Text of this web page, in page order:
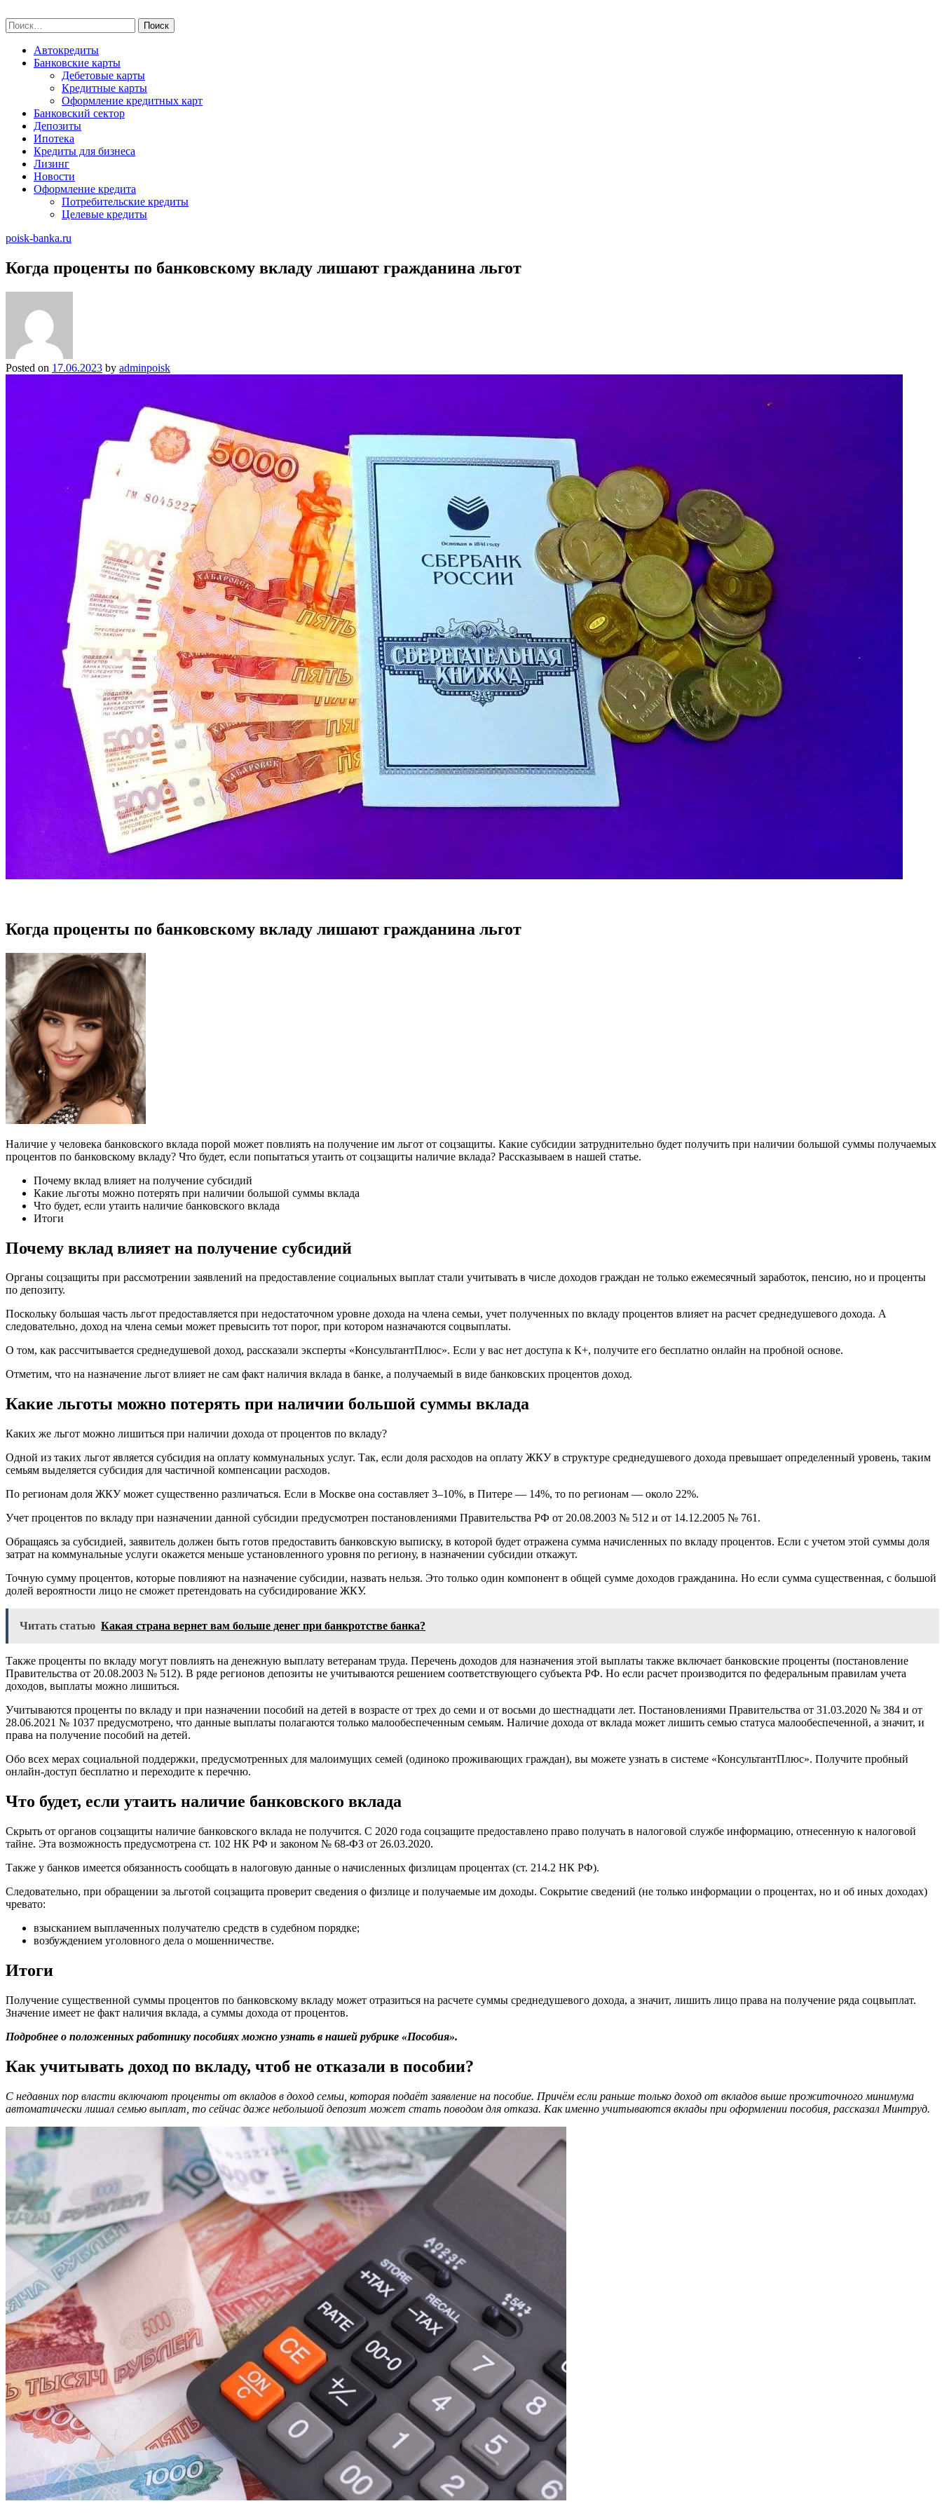
to
content
Найти:
Автокредиты
Банковские карты
Дебетовые карты
Кредитные карты
Оформление кредитных карт
Банковский сектор
Депозиты
Ипотека
Кредиты для бизнеса
Лизинг
Новости
Оформление кредита
Потребительские кредиты
Целевые кредиты
poisk-banka.ru
Когда проценты по банковскому вкладу лишают гражданина льгот
Posted on 17.06.2023 by adminpoisk
Когда проценты по банковскому вкладу лишают гражданина льгот
Наличие у человека банковского вклада порой может повлиять на получение им льгот от соцзащиты. Какие субсидии затруднительно будет получить при наличии большой суммы получаемых
процентов по банковскому вкладу? Что будет, если попытаться утаить от соцзащиты наличие вклада? Рассказываем в нашей статье.
Почему вклад влияет на получение субсидий
Какие льготы можно потерять при наличии большой суммы вклада
Что будет, если утаить наличие банковского вклада
Итоги
Почему вклад влияет на получение субсидий
Органы соцзащиты при рассмотрении заявлений на предоставление социальных выплат стали учитывать в числе доходов граждан не только ежемесячный заработок, пенсию, но и проценты
по депозиту.
Поскольку большая часть льгот предоставляется при недостаточном уровне дохода на члена семьи, учет полученных по вкладу процентов влияет на расчет среднедушевого дохода. А
следовательно, доход на члена семьи может превысить тот порог, при котором назначаются соцвыплаты.
О том, как рассчитывается среднедушевой доход, рассказали эксперты «КонсультантПлюс». Если у вас нет доступа к К+, получите его бесплатно онлайн на пробной основе.
Отметим, что на назначение льгот влияет не сам факт наличия вклада в банке, а получаемый в виде банковских процентов доход.
Какие льготы можно потерять при наличии большой суммы вклада
Каких же льгот можно лишиться при наличии дохода от процентов по вкладу?
Одной из таких льгот является субсидия на оплату коммунальных услуг. Так, если доля расходов на оплату ЖКУ в структуре среднедушевого дохода превышает определенный уровень, таким
семьям выделяется субсидия для частичной компенсации расходов.
По регионам доля ЖКУ может существенно различаться. Если в Москве она составляет 3–10%, в Питере — 14%, то по регионам — около 22%.
Учет процентов по вкладу при назначении данной субсидии предусмотрен постановлениями Правительства РФ от 20.08.2003 № 512 и от 14.12.2005 № 761.
Обращаясь за субсидией, заявитель должен быть готов предоставить банковскую выписку, в которой будет отражена сумма начисленных по вкладу процентов. Если с учетом этой суммы доля
затрат на коммунальные услуги окажется меньше установленного уровня по региону, в назначении субсидии откажут.
Точную сумму процентов, которые повлияют на назначение субсидии, назвать нельзя. Это только один компонент в общей сумме доходов гражданина. Но если сумма существенная, с большой
долей вероятности лицо не сможет претендовать на субсидирование ЖКУ.
Читать статью Какая страна вернет вам больше денег при банкротстве банка?
Также проценты по вкладу могут повлиять на денежную выплату ветеранам труда. Перечень доходов для назначения этой выплаты также включает банковские проценты (постановление
Правительства от 20.08.2003 № 512). В ряде регионов депозиты не учитываются решением соответствующего субъекта РФ. Но если расчет производится по федеральным правилам учета
доходов, выплаты можно лишиться.
Учитываются проценты по вкладу и при назначении пособий на детей в возрасте от трех до семи и от восьми до шестнадцати лет. Постановлениями Правительства от 31.03.2020 № 384 и от
28.06.2021 № 1037 предусмотрено, что данные выплаты полагаются только малообеспеченным семьям. Наличие дохода от вклада может лишить семью статуса малообеспеченной, а значит, и
права на получение пособий на детей.
Обо всех мерах социальной поддержки, предусмотренных для малоимущих семей (одиноко проживающих граждан), вы можете узнать в системе «КонсультантПлюс». Получите пробный
онлайн-доступ бесплатно и переходите к перечню.
Что будет, если утаить наличие банковского вклада
Скрыть от органов соцзащиты наличие банковского вклада не получится. С 2020 года соцзащите предоставлено право получать в налоговой службе информацию, отнесенную к налоговой
тайне. Эта возможность предусмотрена ст. 102 НК РФ и законом № 68-ФЗ от 26.03.2020.
Также у банков имеется обязанность сообщать в налоговую данные о начисленных физлицам процентах (ст. 214.2 НК РФ).
Следовательно, при обращении за льготой соцзащита проверит сведения о физлице и получаемые им доходы. Сокрытие сведений (не только информации о процентах, но и об иных доходах)
чревато:
взысканием выплаченных получателю средств в судебном порядке;
возбуждением уголовного дела о мошенничестве.
Итоги
Получение существенной суммы процентов по банковскому вкладу может отразиться на расчете суммы среднедушевого дохода, а значит, лишить лицо права на получение ряда соцвыплат.
Значение имеет не факт наличия вклада, а суммы дохода от процентов.
Подробнее о положенных работнику пособиях можно узнать в нашей рубрике «Пособия».
Как учитывать доход по вкладу, чтоб не отказали в пособии?
С недавних пор власти включают проценты от вкладов в доход семьи, которая подаёт заявление на пособие. Причём если раньше только доход от вкладов выше прожиточного минимума
автоматически лишал семью выплат, то сейчас даже небольшой депозит может стать поводом для отказа. Как именно учитываются вклады при оформлении пособия, рассказал Минтруд.